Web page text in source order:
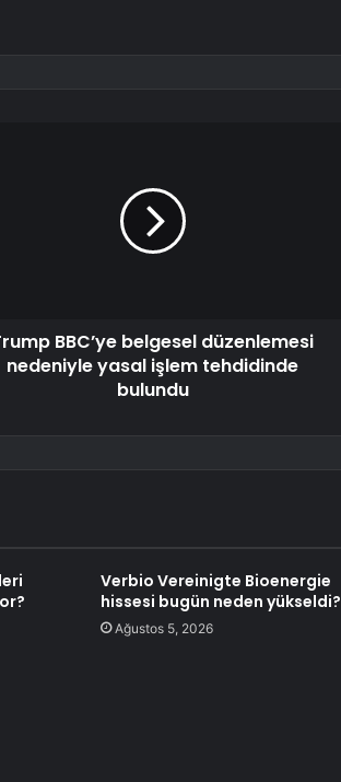
BBC’ye belgesel düzenlemesi
nedeniyle yasal işlem tehdidinde
bulundu
Verbio Vereinigte Bioenergie
hissesi bugün neden yükseldi?
Ağustos 5, 2026